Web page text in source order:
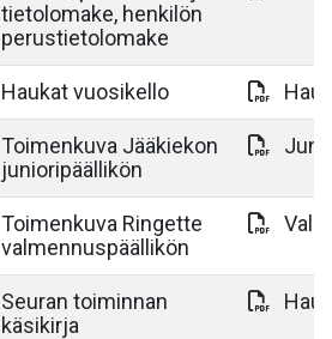
tietolomake, henkilön
perustietolomake
Haukat vuosikello
Toimenkuva Jääkiekon
junioripäällikön
Toimenkuva Ringette
valmennuspäällikön
Seuran toiminnan
käsikirja